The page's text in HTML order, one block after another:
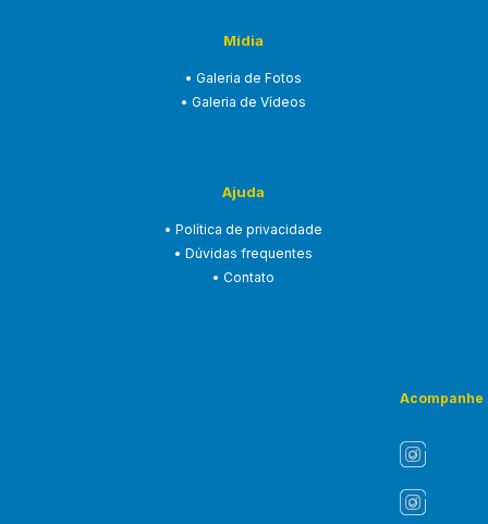
Mídia
• Galeria de Fotos
• Galeria de Vídeos
Ajuda
• Política de privacidade
• Dúvidas frequentes
• Contato
Acompanhe